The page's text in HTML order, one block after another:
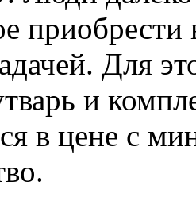
Для
и
в цене с